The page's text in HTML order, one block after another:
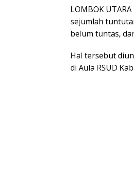
LOMBOK
sejumlah
belum tuntas,
Hal tersebut
di Aula RSUD